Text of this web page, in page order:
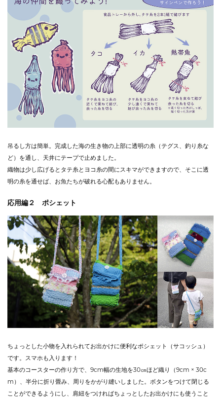
吊るし方は簡単。完成した海の生き物の上部に透明の糸（テグス、釣り糸な
ど）を通し、天井にテープで止めました。
織物は少し広げるとタテ糸とヨコ糸の間にスキマができますので、そこに透
明の糸を通せば、お魚たちが破れる心配もありません。
応用編２ ポシェット
ちょっとした小物を入れられてお出かけに便利なポシェット（サコッシュ）
です。スマホも入ります！
基本のコースターの作り方で、9cm幅の生地を30㎝ほど織り（9cm × 30c
m）、半分に折り畳み、周りをかがり縫いしました。ボタンをつけて閉じる
ことができるようにし、肩紐をつければちょっとしたお出かけにも使うこと